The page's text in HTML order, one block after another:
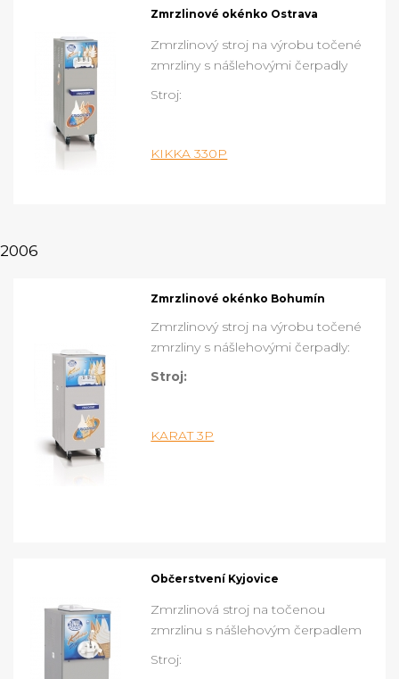
Zmrzlinové okénko Ostrava
Zmrzlinový stroj na výrobu točené
zmrzliny s nášlehovými čerpadly
Stroj:
KIKKA 330P
2006
Zmrzlinové okénko Bohumín
Zmrzlinový stroj na výrobu točené
zmrzliny s nášlehovými čerpadly:
Stroj:
KARAT 3P
Občerstvení Kyjovice
Zmrzlinová stroj na točenou
zmrzlinu s nášlehovým čerpadlem
Stroj: